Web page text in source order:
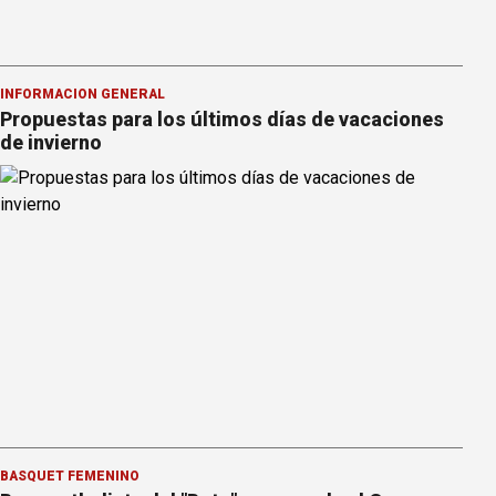
INFORMACION GENERAL
Propuestas para los últimos días de vacaciones
de invierno
BÁSQUET FEMENINO